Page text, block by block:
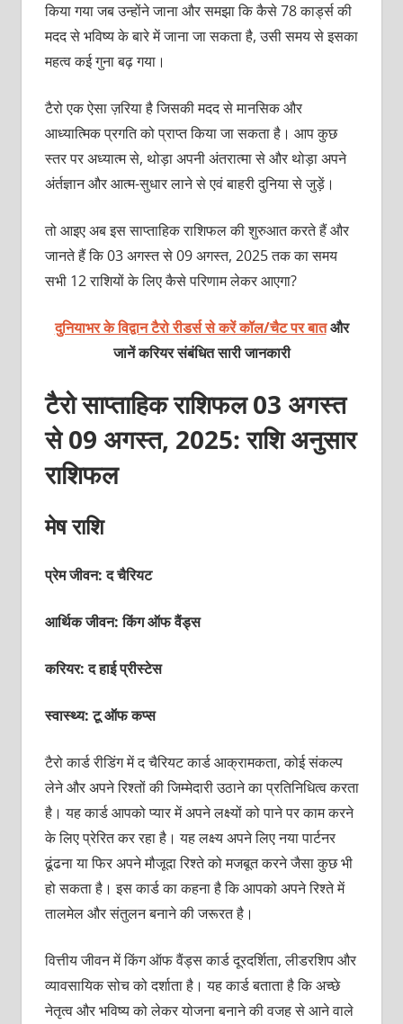
किया गया जब उन्होंने जाना और समझा कि कैसे 78 कार्ड्स की
मदद से भविष्य के बारे में जाना जा सकता है, उसी समय से इसका
महत्व कई गुना बढ़ गया।
टैरो एक ऐसा ज़रिया है जिसकी मदद से मानसिक और
आध्‍यात्मिक प्रगति को प्राप्‍त किया जा सकता है। आप कुछ
स्‍तर पर अध्‍यात्‍म से, थोड़ा अपनी अंतरात्‍मा से और थोड़ा अपने
अंर्तज्ञान और आत्‍म-सुधार लाने से एवं बाहरी दुनिया से जुड़ें।
तो आइए अब इस साप्ताहिक राशिफल की शुरुआत करते हैं और
जानते हैं कि 03 अगस्‍त से 09 अगस्‍त, 2025 तक का समय
सभी 12 राशियों के लिए कैसे परिणाम लेकर आएगा?
दुनियाभर के विद्वान टैरो रीडर्स से करें कॉल/चैट पर बातऔर
जानें करियर संबंधित सारी जानकारी
टैरो साप्ताहिक राशिफल 03 अगस्‍त
से 09 अगस्‍त, 2025: राशि अनुसार
राशिफल
मेष राशि
प्रेम जीवन: द चैरियट
आर्थिक जीवन: किंग ऑफ वैंड्स
करियर: द हाई प्रीस्‍टेस
स्वास्थ्य: टू ऑफ कप्‍स
टैरो कार्ड रीडिंग में द चैरियट कार्ड आक्रामकता, कोई संकल्‍प
लेने और अपने रिश्‍तों की जिम्‍मेदारी उठाने का प्र‍तिनिधित्‍व करता
है। यह कार्ड आपको प्‍यार में अपने लक्ष्‍यों को पाने पर काम करने
के लिए प्रेरित कर रहा है। यह लक्ष्‍य अपने लिए नया पार्टनर
ढूंढना या फिर अपने मौजूदा रिश्‍ते को मजबूत करने जैसा कुछ भी
हो सकता है। इस कार्ड का कहना है कि आपको अपने रिश्‍ते में
तालमेल और संतुलन बनाने की जरूरत है।
वित्तीय जीवन में किंग ऑफ वैंड्स कार्ड दूरदर्शिता, लीडरशिप और
व्‍यावसायिक सोच को दर्शाता है। यह कार्ड बताता है कि अच्‍छे
नेतृत्‍व और भविष्‍य को लेकर योजना बनाने की वजह से आने वाले